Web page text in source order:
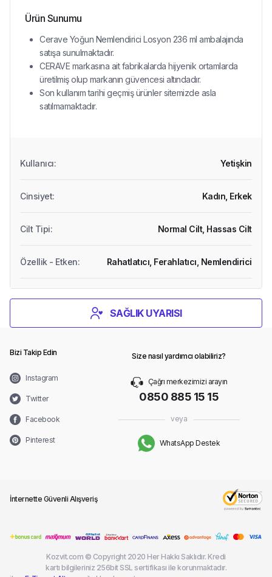
Ürün Sunumu
Cerave Yoğun Nemlendirici Losyon 236 ml ambalajında
satışa sunulmaktadır.
CERAVE markasına ait fabrikalarda hijyenik ortamlarda
üretilmiş olup markanın güvencesi altındadır.
Son kullanım tarihi geçmiş ürünler sitemizde asla
satılmamaktadır.
Kullanıcı: Yetişkin
Cinsiyet: Kadın, Erkek
Cilt Tipi: Normal Cilt, Hassas Cilt
Özellik - Etken: Rahatlatıcı, Ferahlatıcı, Nemlendirici
SAĞLIK UYARISI
Bizi Takip Edin
Instagram
Twitter
Facebook
Pinterest
Size nasıl yardımcı olabiliriz?
Çağrı merkezimizi arayın
0850 885 15 15
veya
WhatsApp Destek
İnternette Güvenli Alışveriş
Kozvit.com © Copyright 2020 Her Hakkı Saklıdır. Kredi
kartı bilgileriniz 256bit SSL sertifikası ile korunmaktadır.